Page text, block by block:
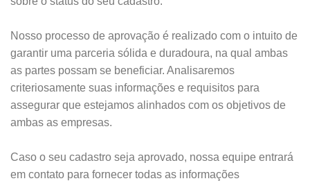
Nosso processo de aprovação é realizado com o intuito de
garantir uma parceria sólida e duradoura, na qual ambas
as partes possam se beneficiar. Analisaremos
criteriosamente suas informações e requisitos para
assegurar que estejamos alinhados com os objetivos de
ambas as empresas.
Caso o seu cadastro seja aprovado, nossa equipe entrará
em contato para fornecer todas as informações